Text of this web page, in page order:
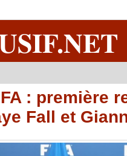
: première
Fall et